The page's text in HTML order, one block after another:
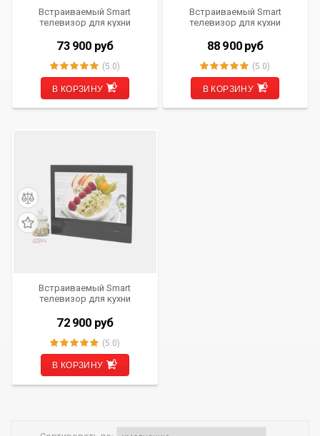
Встраиваемый Smart
телевизор для кухни
73 900 руб
(5.0)
В КОРЗИНУ
Встраиваемый Smart
телевизор для кухни
88 900 руб
(5.0)
В КОРЗИНУ
Встраиваемый Smart
телевизор для кухни
72 900 руб
(5.0)
В КОРЗИНУ